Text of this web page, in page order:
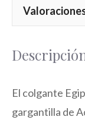
El colgante
gargantilla de